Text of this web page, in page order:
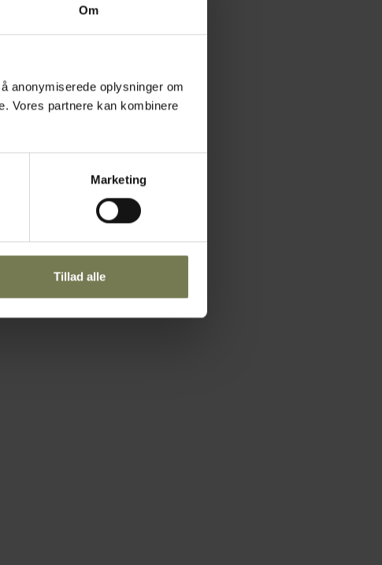
Om
anonymiserede oplysninger om
Vores partnere kan kombinere
Marketing
Tillad alle